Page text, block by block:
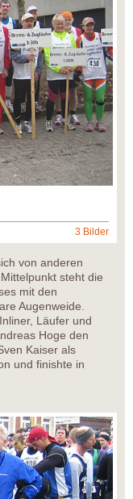
3 Bilder
von anderen
steht die
mit den
Augenweide.
Läufer und
Hoge den
Kaiser als
und finishte in